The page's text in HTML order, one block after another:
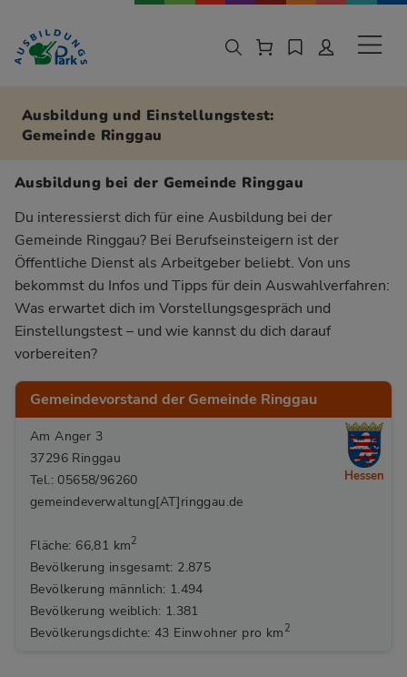
Zur Navigation springen
Zu den Hauptinhalten springen
Ausbildung und Einstellungstest:
Gemeinde Ringgau
Ausbildung bei der Gemeinde Ringgau
Du interessierst dich für eine Ausbildung bei der
Gemeinde Ringgau? Bei Berufseinsteigern ist der
Öffentliche Dienst als Arbeitgeber beliebt. Von uns
bekommst du Infos und Tipps für dein Auswahlverfahren:
Was erwartet dich im Vorstellungsgespräch und
Einstellungstest – und wie kannst du dich darauf
vorbereiten?
Gemeindevorstand der Gemeinde Ringgau
Am Anger 3
37296 Ringgau
Tel.: 05658/96260
gemeindeverwaltung[AT]ringgau.de
Fläche: 66,81 km2
Bevölkerung insgesamt: 2.875
Bevölkerung männlich: 1.494
Bevölkerung weiblich: 1.381
Bevölkerungsdichte: 43 Einwohner pro km 2
Hessen